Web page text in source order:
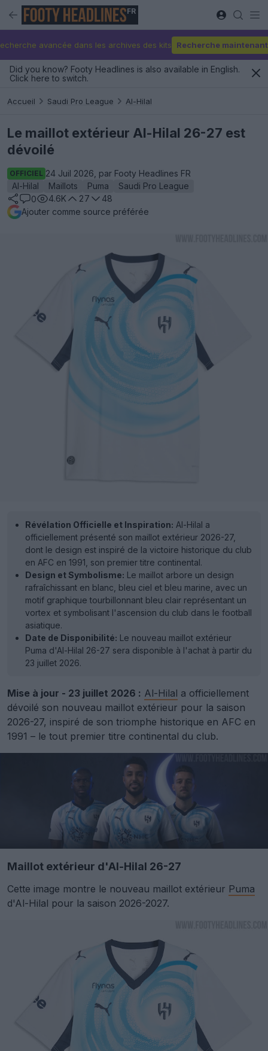
FR
avancée dans les archives des kits Recherche maintenant
Did you know? Footy Headlines is also available in English.
Click here to switch.
Accueil Saudi Pro League Al-Hilal
Le maillot extérieur Al-Hilal 26-27 est
dévoilé
OFFICIEL 24 Juil 2026, par Footy Headlines FR
Al-Hilal
Maillots Puma
Saudi Pro League
0
4.6K 27
48
Ajouter comme source préférée
Révélation Officielle et Inspiration: Al-Hilal a
officiellement présenté son maillot extérieur 2026-27,
dont le design est inspiré de la victoire historique du club
en AFC en 1991, son premier titre continental.
Design et Symbolisme: Le maillot arbore un design
rafraîchissant en blanc, bleu ciel et bleu marine, avec un
motif graphique tourbillonnant bleu clair représentant un
vortex et symbolisant l'ascension du club dans le football
asiatique.
Date de Disponibilité: Le nouveau maillot extérieur
Puma d'Al-Hilal 26-27 sera disponible à l'achat à partir du
23 juillet 2026.
Mise à jour - 23 juillet 2026 : Al-Hilal a officiellement
dévoilé son nouveau maillot extérieur pour la saison
2026-27, inspiré de son triomphe historique en AFC en
1991 – le tout premier titre continental du club.
Maillot extérieur d'Al-Hilal 26-27
Cette image montre le nouveau maillot extérieur Puma
d'Al-Hilal pour la saison 2026-2027.